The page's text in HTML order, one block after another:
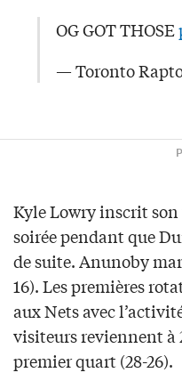
OG GOT THOSE
— Toronto
Kyle Lowry inscrit
soirée pendant que
de suite. Anunoby
16). Les premières
aux Nets avec
visiteurs reviennent à
premier quart (28-26).